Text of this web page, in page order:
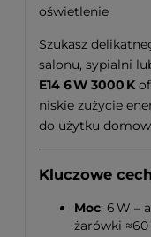
oświetlenie
Szukasz
salonu, sypialni
E14 6 W 3000 K
niskie zużycie
do użytku
Kluczowe
Moc: 6 W –
żarówki ≈60